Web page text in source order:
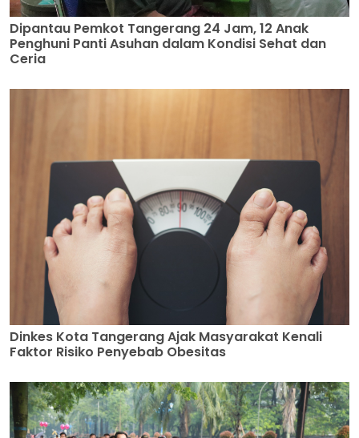
Dipantau Pemkot Tangerang 24 Jam, 12 Anak
Penghuni Panti Asuhan dalam Kondisi Sehat dan
Ceria
Dinkes Kota Tangerang Ajak Masyarakat Kenali
Faktor Risiko Penyebab Obesitas